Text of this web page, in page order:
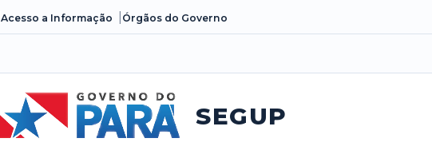
Acesso a Informação Órgãos do Governo
SEGUP